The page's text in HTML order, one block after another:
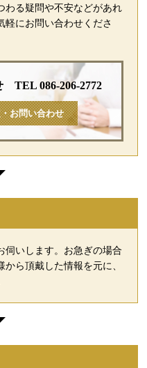
わる疑問や不安などがあれ
軽にお問い合わせくださ
TEL 086-206-2772
お問い合わせ
伺いします。お急ぎの場合
ら頂戴した情報を元に、